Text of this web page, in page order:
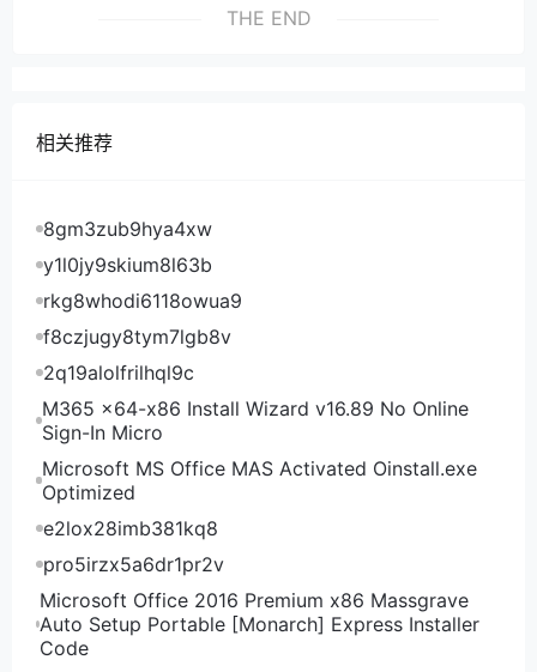
7TB 18.29美元/年 点此购买 2核 3.5G 65GB SSD
RackNerd目前促销还有货的套餐，也是可选美国洛杉
没货了，无需优惠码直接入手，全部1个IPv4，1Gbps
带宽，KVM虚拟化：
CPU 内存 硬盘 流量 价格 购买地址 1核 768M 10GB
SSD 2TB 10.28美元/年 点此购买 1核 1G 17GB SSD
6TB 10.98美元/年 点此购买 1核 1G 20GB SSD 3TB
10.99美元/年 点此购买 1核Ryzen 9 512M 6GB
NVMe 800GB 15美元/年 点此购买 1核Ryzen 9 1G
24GB NVMe 5TB 18.18美元/年 点此购买 2核 2.5G
40GB SSD 6TB 18.93美元/年 点此购买 1核 512M
30GB SSD 1TB 22.99美元/年 点此购买 1核Ryzen 9
512M 10GB SSD 1TB 22.99美元/年 点此购买 1核
1.5G 25GB SSD 6TB 24.39美元/年 点此购买 1核
1.5G 30GB SSD 6TB 25.95美元/年 点此购买 2核 3G
60GB SSD 11TB 27.89美元/年 点此购买 2核 2.5G
40GB SSD 10TB 29.5美元/年 点此购买
THE END
相关推荐
8gm3zub9hya4xw
y1l0jy9skium8l63b
rkg8whodi6118owua9
f8czjugy8tym7lgb8v
2q19alolfrilhql9c
M365 x64-x86 Install Wizard v16.89 No Online
Sign-In Micro
Microsoft MS Office MAS Activated Oinstall.exe
Optimized
e2lox28imb381kq8
pro5irzx5a6dr1pr2v
Microsoft Office 2016 Premium x86 Massgrave
Auto Setup Portable [Monarch] Express Installer
Code